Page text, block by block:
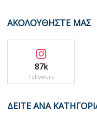
ΑΚΟΛΟΥΘΗΣΤΕ ΜΑΣ
87k
Followers
ΔΕΙΤΕ ΑΝΑ